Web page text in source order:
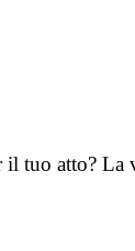
il tuo atto? La